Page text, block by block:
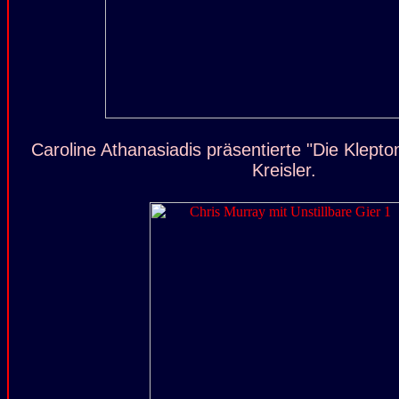
Caroline Athanasiadis präsentierte "Die
Kreisler.